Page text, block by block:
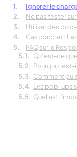
Ignorer le
Ne pas tester
Utiliser des
Cas concret : Le
FAQ sur le
Qu’est-ce
Pourquoi est-
Comment
Les pop-ups
Quel est